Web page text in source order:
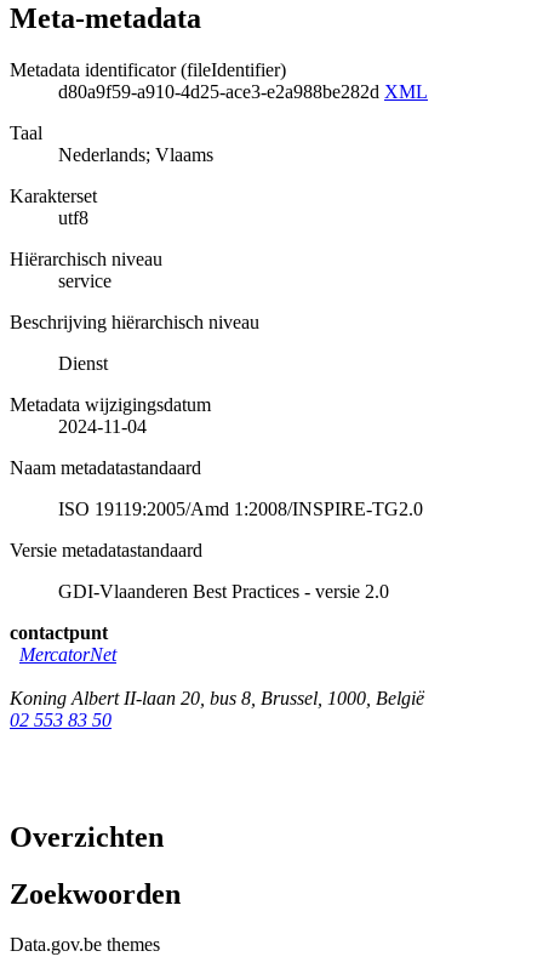
Meta-metadata
Metadata identificator (fileIdentifier)
d80a9f59-a910-4d25-ace3-e2a988be282d XML
Taal
Nederlands; Vlaams
Karakterset
utf8
Hiërarchisch niveau
service
Beschrijving hiërarchisch niveau
Dienst
Metadata wijzigingsdatum
2024-11-04
Naam metadatastandaard
ISO 19119:2005/Amd 1:2008/INSPIRE-TG2.0
Versie metadatastandaard
GDI-Vlaanderen Best Practices - versie 2.0
contactpunt
MercatorNet
Koning Albert II-laan 20, bus 8 Brussel 1000 België
02 553 83 50
Overzichten
Zoekwoorden
Data.gov.be themes